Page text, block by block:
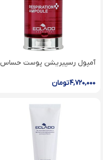
آمپول رسپیریشن پوست حساس
۴,۷۲۰,۰۰۰تومان